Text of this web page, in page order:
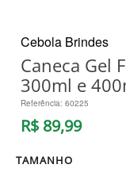
Cebola Brindes
Caneca Gel
300ml e
Referência: 60225
R$ 89,99
TAMANHO